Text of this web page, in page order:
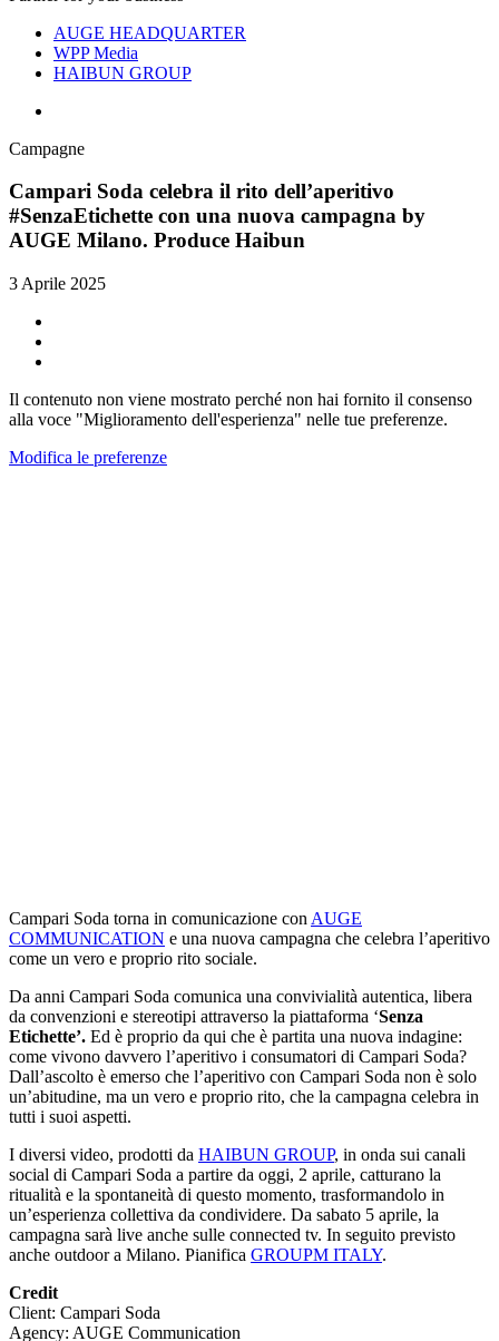
AUGE HEADQUARTER
WPP Media
HAIBUN GROUP
Campagne
Campari Soda celebra il rito dell’aperitivo
#SenzaEtichette con una nuova campagna by
AUGE Milano. Produce Haibun
3 Aprile 2025
Il contenuto non viene mostrato perché non hai fornito il consenso
alla voce "Miglioramento dell'esperienza" nelle tue preferenze.
Modifica le preferenze
Campari Soda torna in comunicazione con AUGE
COMMUNICATION e una nuova campagna che celebra l’aperitivo
come un vero e proprio rito sociale.
Da anni Campari Soda comunica una convivialità autentica, libera
da convenzioni e stereotipi attraverso la piattaforma ‘Senza
Etichette’. Ed è proprio da qui che è partita una nuova indagine:
come vivono davvero l’aperitivo i consumatori di Campari Soda?
Dall’ascolto è emerso che l’aperitivo con Campari Soda non è solo
un’abitudine, ma un vero e proprio rito, che la campagna celebra in
tutti i suoi aspetti.
I diversi video, prodotti da HAIBUN GROUP, in onda sui canali
social di Campari Soda a partire da oggi, 2 aprile, catturano la
ritualità e la spontaneità di questo momento, trasformandolo in
un’esperienza collettiva da condividere. Da sabato 5 aprile, la
campagna sarà live anche sulle connected tv. In seguito previsto
anche outdoor a Milano. Pianifica GROUPM ITALY.
Credit
Client: Campari Soda
Agency: AUGE Communication